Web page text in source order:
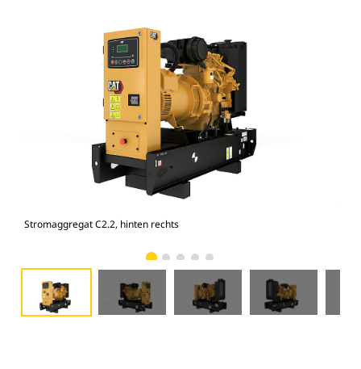
Stromaggregat C2.2, hinten rechts